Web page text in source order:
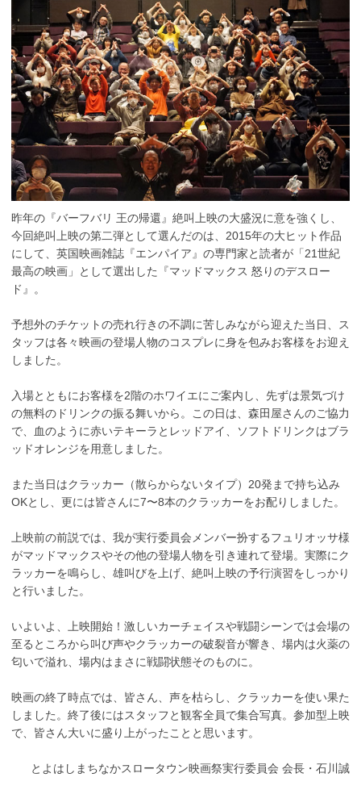
昨年の『バーフバリ 王の帰還』絶叫上映の大盛況に意を強くし、
今回絶叫上映の第二弾として選んだのは、2015年の大ヒット作品
にして、英国映画雑誌『エンパイア』の専門家と読者が「21世紀
最高の映画」として選出した『マッドマックス 怒りのデスロー
ド』。
予想外のチケットの売れ行きの不調に苦しみながら迎えた当日、ス
タッフは各々映画の登場人物のコスプレに身を包みお客様をお迎え
しました。
入場とともにお客様を2階のホワイエにご案内し、先ずは景気づけ
の無料のドリンクの振る舞いから。この日は、森田屋さんのご協力
で、血のように赤いテキーラとレッドアイ、ソフトドリンクはブラ
ッドオレンジを用意しました。
また当日はクラッカー（散らからないタイプ）20発まで持ち込み
OKとし、更には皆さんに7〜8本のクラッカーをお配りしました。
上映前の前説では、我が実行委員会メンバー扮するフュリオッサ様
がマッドマックスやその他の登場人物を引き連れて登場。実際にク
ラッカーを鳴らし、雄叫びを上げ、絶叫上映の予行演習をしっかり
と行いました。
いよいよ、上映開始！激しいカーチェイスや戦闘シーンでは会場の
至るところから叫び声やクラッカーの破裂音が響き、場内は火薬の
匂いで溢れ、場内はまさに戦闘状態そのものに。
映画の終了時点では、皆さん、声を枯らし、クラッカーを使い果た
しました。終了後にはスタッフと観客全員で集合写真。参加型上映
で、皆さん大いに盛り上がったことと思います。
とよはしまちなかスロータウン映画祭実行委員会 会長・石川誠